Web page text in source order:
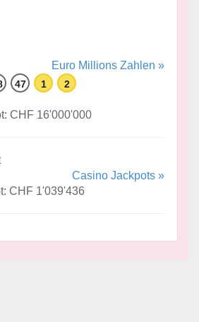
Euro Millions Zahlen »
47 1 2
CHF 16'000'000
Casino Jackpots »
CHF 1'039'436